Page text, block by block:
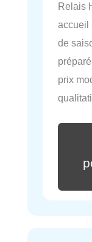
Relais
accueil
de
prix